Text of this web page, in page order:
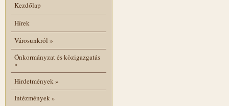
Kezdőlap
Hírek
Városunkról »
Önkormányzat és közigazgatás
»
Hirdetmények»
Intézmények»